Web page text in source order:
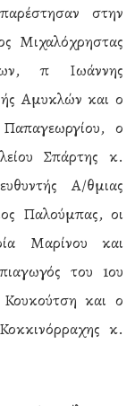
στην
Μιχαλόχρηστας
π Ιωάννης
Αμυκλών και ο
Παπαγεωργίου, ο
Σπάρτης κ.
Α/θμιας
Παλούμπας, οι
Μαρίνου και
του 1ου
και ο
κ.